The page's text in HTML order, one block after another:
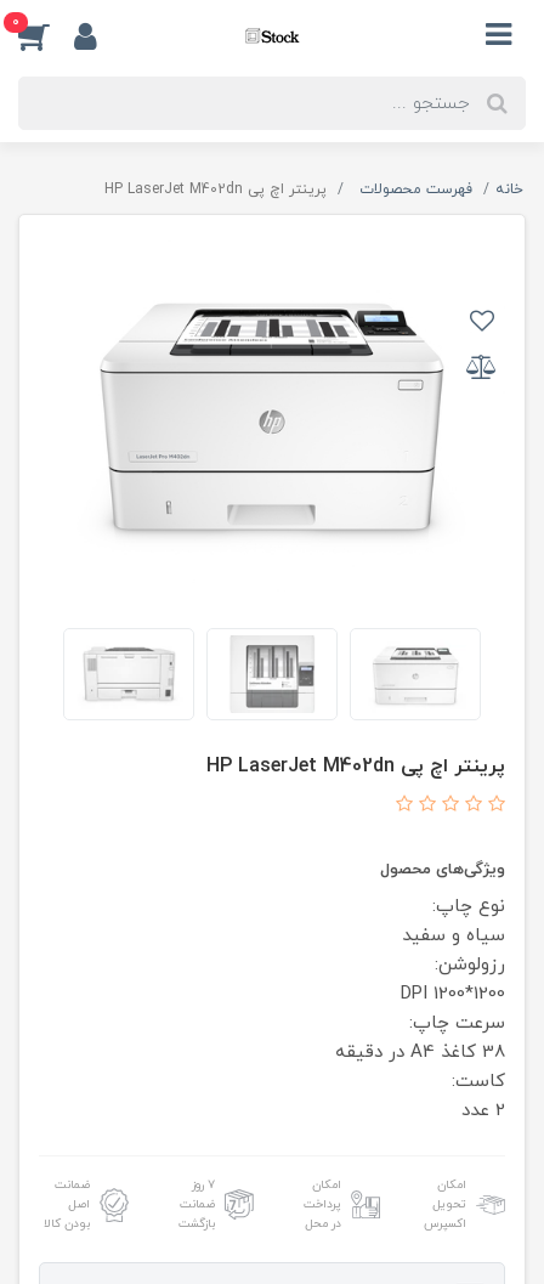
0
خانه فهرست محصولات پرینتر اچ پی HP LaserJet M402dn
پرینتر اچ پی HP LaserJet M402dn
ویژگی‌های محصول
نوع چاپ:
سیاه و سفید
رزولوشن:
1200*1200 DPI
سرعت چاپ:
38 کاغذ A4 در دقیقه
کاست:
2 عدد
امکان
تحویل
اکسپرس
امکان
پرداخت
در محل
۷ روز
ضمانت
بازگشت
ضمانت
اصل
بودن کالا